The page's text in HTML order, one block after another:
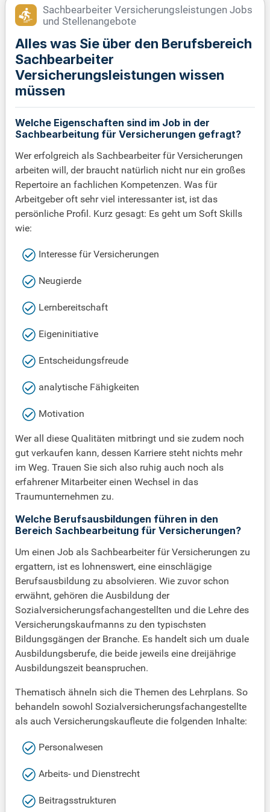
Sachbearbeiter Versicherungsleistungen Jobs
und Stellenangebote
Alles was Sie über den Berufsbereich
Sachbearbeiter
Versicherungsleistungen wissen
müssen
Welche Eigenschaften sind im Job in der
Sachbearbeitung für Versicherungen gefragt?
Wer erfolgreich als Sachbearbeiter für Versicherungen
arbeiten will, der braucht natürlich nicht nur ein großes
Repertoire an fachlichen Kompetenzen. Was für
Arbeitgeber oft sehr viel interessanter ist, ist das
persönliche Profil. Kurz gesagt: Es geht um Soft Skills
wie:
Interesse für Versicherungen
Neugierde
Lernbereitschaft
Eigeninitiative
Entscheidungsfreude
analytische Fähigkeiten
Motivation
Wer all diese Qualitäten mitbringt und sie zudem noch
gut verkaufen kann, dessen Karriere steht nichts mehr
im Weg. Trauen Sie sich also ruhig auch noch als
erfahrener Mitarbeiter einen Wechsel in das
Traumunternehmen zu.
Welche Berufsausbildungen führen in den
Bereich Sachbearbeitung für Versicherungen?
Um einen Job als Sachbearbeiter für Versicherungen zu
ergattern, ist es lohnenswert, eine einschlägige
Berufsausbildung zu absolvieren. Wie zuvor schon
erwähnt, gehören die Ausbildung der
Sozialversicherungsfachangestellten und die Lehre des
Versicherungskaufmanns zu den typischsten
Bildungsgängen der Branche. Es handelt sich um duale
Ausbildungsberufe, die beide jeweils eine dreijährige
Ausbildungszeit beanspruchen.
Thematisch ähneln sich die Themen des Lehrplans. So
behandeln sowohl Sozialversicherungsfachangestellte
als auch Versicherungskaufleute die folgenden Inhalte:
Personalwesen
Arbeits- und Dienstrecht
Beitragsstrukturen